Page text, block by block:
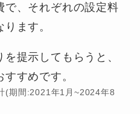
で、それぞれの設定料
ます。
提示してもらうと、
すめです。
(期間:2021年1月~2024年8